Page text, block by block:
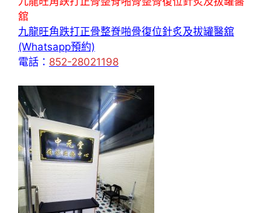
舘
九龍旺角跌打正骨整脊啪骨復位針炙及拔罐醫舘
(Whatsapp預約)
電話： 852-28021198